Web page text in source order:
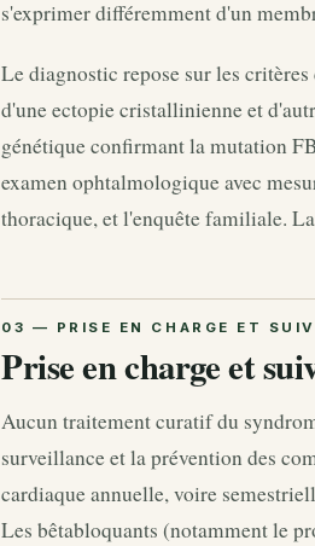
s'exprimer différemment d'un
Le diagnostic repose sur les
d'une ectopie cristallinienne et
génétique confirmant la mutation
examen ophtalmologique avec
thoracique, et l'enquête familiale.
Prise en charge et
Aucun traitement curatif du
surveillance et la prévention des
cardiaque annuelle, voire
Les bêtabloquants (notamment le